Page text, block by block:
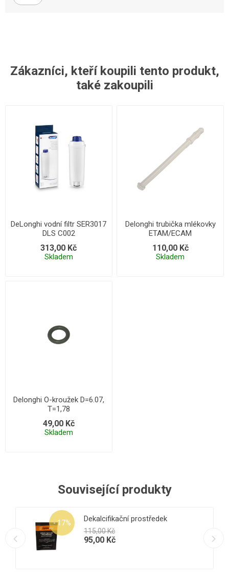
Zákazníci, kteří koupili tento produkt,
také zakoupili
DeLonghi vodní filtr SER3017
DLS C002
313,00 Kč
Skladem
Delonghi trubička mlékovky
ETAM/ECAM
110,00 Kč
Skladem
Delonghi O-kroužek D=6.07,
T=1,78
49,00 Kč
Skladem
Související produkty
prostředek
MULTICLEAN